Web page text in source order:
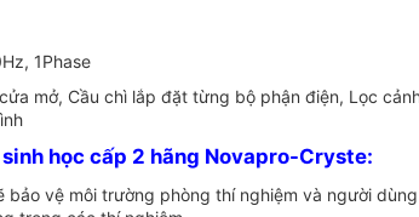
1Phase
mở, Cầu chì lắp đặt từng bộ phận điện, Lọc
học cấp 2 hãng Novapro-Cryste:
bảo vệ môi trường phòng thí nghiệm và người